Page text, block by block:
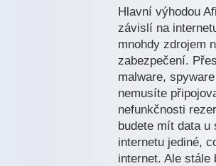
Hlavní výhodou
závislí na
mnohdy zdrojem
zabezpečení.
malware,
nemusíte
nefunkčnosti
budete mít data
internetu jediné,
internet. Ale stále